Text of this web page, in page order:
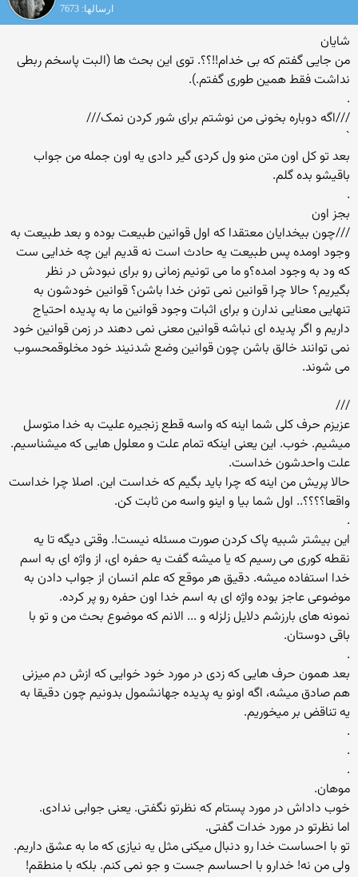
ارسالها: 7673
شایان
من جایی گفتم که بی خدام!!؟؟. توی این بحث ها (البت پاسخم ربطی
نداشت فقط همین طوری گفتم.).
.
///اگه دوباره بخونی من نوشتم برای شور کردن نمک///
`
بعد تو کل اون متن منو ول کردی گیر دادی یه اون جمله من جواب
باقیشو بده گلم.
.
بجز اون
///چون بیخدایان معتقدا که اول قوانین طبیعت بوده و بعد طبیعت به
وجود اومده پس طبیعت یه حادث است نه قدیم این چه خدایی ست
که ود به وجود امده؟و ما می تونیم زمانی رو برای نبودش در نظر
بگیریم؟ حالا چرا قوانین نمی تونن خدا باشن؟ قوانین خودشون به
تنهایی معنایی ندارن و برای اثبات وجود قوانین ما به پدیده احتیاج
داریم و اگر پدیده ای نباشه قوانین معنی نمی دهند در زمن قوانین خود
نمی توانند خالق باشن چون قوانین وضع شدنیند خود مخلوقمحسوب
می شوند.
///
عزیزم حرف کلی شما اینه که واسه قطع زنجیره علیت به خدا متوسل
میشیم. خوب. این یعنی اینکه تمام علت و معلول هایی که میشناسیم.
علت واحدشون خداست.
حالا پریش من اینه که چرا باید بگیم که خداست این. اصلا چرا خداست
واقعا؟؟؟؟.. اول شما بیا و اینو واسه من ثابت کن.
.
این بیشتر شبیه پاک کردن صورت مسئله نیست!. وقتی دیگه تا یه
نقطه کوری می رسیم که یا میشه گفت یه حفره ای، از واژه ای به اسم
خدا استفاده میشه. دقیق هر موقع که علم انسان از جواب دادن به
موضوعی عاجز بوده واژه ای به اسم خدا اون حفره رو پر کرده.
نمونه های بارزشم دلایل زلزله و ... الانم که موضوع بحث من و تو با
باقی دوستان.
.
بعد همون حرف هایی که زدی در مورد خود خوایی که ازش دم میزنی
هم صادق میشه، اگه اونو یه پدیده جهانشمول بدونیم چون دقیقا به
یه تناقض بر میخوریم.
.
.
.
موهان.
خوب داداش در مورد پستام که نظرتو نگفتی. یعنی جوابی ندادی.
اما نظرتو در مورد خدات گفتی.
تو با احساست خدا رو دنبال میکنی مثل یه نیازی که ما به عشق داریم.
ولی من نه! خدارو با احساسم جست و جو نمی کنم. بلکه با منطقم!